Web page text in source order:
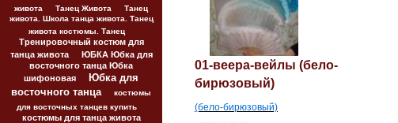
живота
Танец Живота
Танец
живота. Школа танца живота. Танец
живота костюмы. Танец
Тренировочный костюм для
танца живота
ЮБКА Юбка для
восточного танца Юбка
шифоновая
Юбка для
восточного танца
костюмы
для восточных танцев купить
костюмы для танца живота
01-веера-вейлы (бело-
бирюзовый)
(бело-бирюзовый)